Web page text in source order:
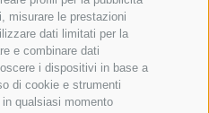
misurare le prestazioni
dati limitati per la
e combinare dati
i dispositivi in base a
di cookie e strumenti
qualsiasi momento